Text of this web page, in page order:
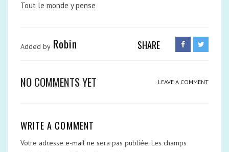
Tout le monde y pense
Added by Robin SHARE
NO COMMENTS YET LEAVE A COMMENT
WRITE A COMMENT
Votre adresse e-mail ne sera pas publiée. Les champs